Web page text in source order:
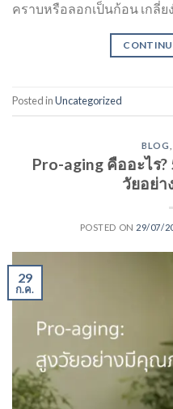
คราบหรือลอกเป็นก้อน เกลี่ย
Posted inUncategorized
BLOG
Pro-aging คืออะไร
วัยอย่
POSTED ON 29/07/
29
ก.ค.